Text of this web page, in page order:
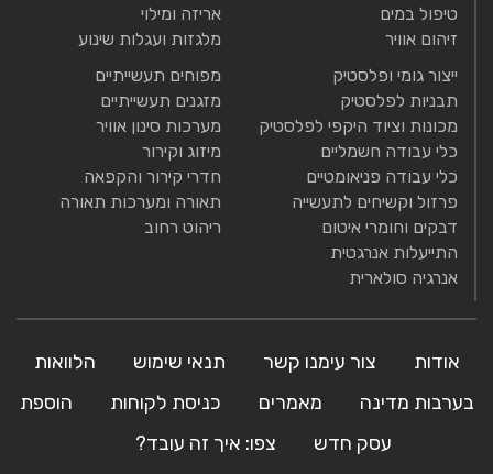
טיפול במים
זיהום אוויר
אריזה ומילוי
מלגזות ועגלות שינוע
ייצור גומי ופלסטיק
תבניות לפלסטיק
מכונות וציוד היקפי לפלסטיק
כלי עבודה חשמליים
כלי עבודה פניאומטיים
פרזול וקשיחים לתעשייה
דבקים וחומרי איטום
התייעלות אנרגטית
אנרגיה סולארית
מפוחים תעשייתיים
מזגנים תעשייתיים
מערכות סינון אוויר
מיזוג וקירור
חדרי קירור והקפאה
תאורה ומערכות תאורה
ריהוט רחוב
אודות צור עימנו קשר תנאי שימוש
הלוואות
בערבות מדינה
מאמרים כניסת לקוחות
הוספת
עסק חדש
צפו: איך זה עובד?